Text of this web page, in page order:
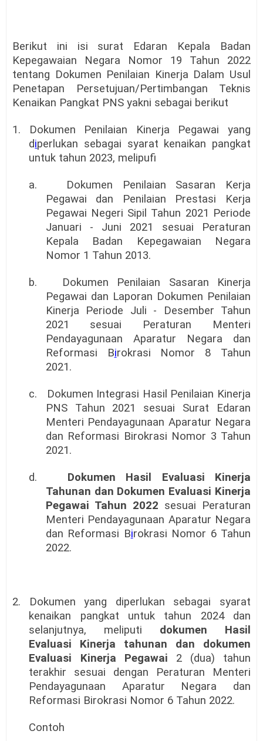
Berikut ini isi surat Edaran Kepala Badan
Kepegawaian Negara Nomor 19 Tahun 2022
tentang Dokumen Penilaian Kinerja Dalam Usul
Penetapan Persetujuan/Pertimbangan Teknis
Kenaikan Pangkat PNS yakni sebagai berikut
1. Dokumen Penilaian Kinerja Pegawai yang
diperlukan sebagai syarat kenaikan pangkat
untuk tahun 2023, melipufi
a.
Dokumen Penilaian Sasaran Kerja
Pegawai dan Penilaian Prestasi Kerja
Pegawai Negeri Sipil Tahun 2021 Periode
Januari - Juni 2021 sesuai Peraturan
Kepala Badan Kepegawaian Negara
Nomor 1 Tahun 2013.
b.
Dokumen Penilaian Sasaran Kinerja
Pegawai dan Laporan Dokumen Penilaian
Kinerja Periode Juli - Desember Tahun
2021 sesuai Peraturan Menteri
Pendayagunaan Aparatur Negara dan
Reformasi Birokrasi Nomor 8 Tahun
2021.
c.
Dokumen Integrasi Hasil Penilaian Kinerja
PNS Tahun 2021 sesuai Surat Edaran
Menteri Pendayagunaan Aparatur Negara
dan Reformasi Birokrasi Nomor 3 Tahun
2021.
d.
Dokumen Hasil Evaluasi Kinerja
Tahunan dan Dokumen Evaluasi Kinerja
Pegawai Tahun 2022 sesuai Peraturan
Menteri Pendayagunaan Aparatur Negara
dan Reformasi Birokrasi Nomor 6 Tahun
2022.
2. Dokumen yang diperlukan sebagai syarat
kenaikan pangkat untuk tahun 2024 dan
selanjutnya, meliputi dokumen Hasil
Evaluasi Kinerja tahunan dan dokumen
Evaluasi Kinerja Pegawai 2 (dua) tahun
terakhir sesuai dengan Peraturan Menteri
Pendayagunaan Aparatur Negara dan
Reformasi Birokrasi Nomor 6 Tahun 2022.
Contoh